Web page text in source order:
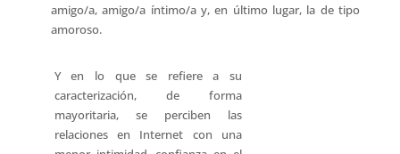
amigo/a, amigo/a íntimo/a y, en último lugar, la de tipo
amoroso.
Y en lo que se refiere a su
caracterización, de forma
mayoritaria, se perciben las
relaciones en Internet con una